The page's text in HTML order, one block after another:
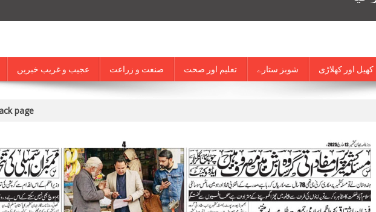
عجیب و غریب خبریں صنعت و زراعت تعلیم اور صحت شوبز ستارے کھیل اور کھلاڑی
page